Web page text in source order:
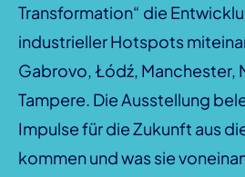
Transformation“ die
industrieller Hotspots
Gabrovo, Łódź, Manchester,
Tampere. Die Ausstellung
Impulse für die Zukunft aus
kommen und was sie